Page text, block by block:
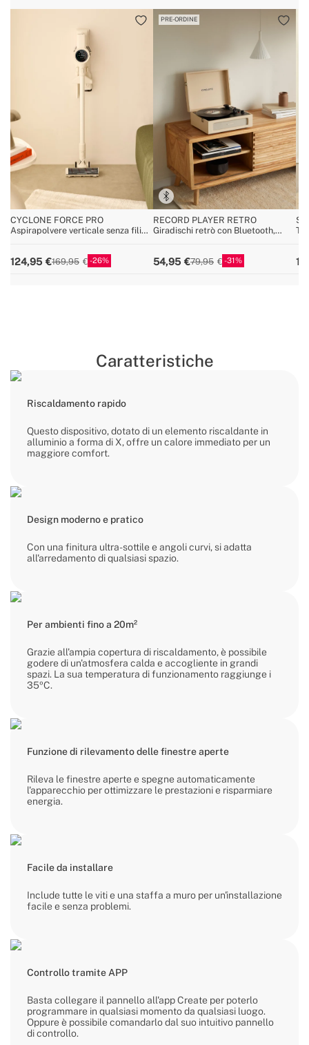
CYCLONE FORCE PRO
Aspirapolvere verticale senza fili
124,95 169,95 26
PRE-ORDINE
RECORD PLAYER RETRO
Giradischi retrò con Bluetooth,
54,95 79,95 31
Caratteristiche
Riscaldamento rapido
Questo dispositivo, dotato di un elemento riscaldante in
alluminio a forma di X, offre un calore immediato per un
maggiore comfort.
Design moderno e pratico
Con una finitura ultra-sottile e angoli curvi, si adatta
all'arredamento di qualsiasi spazio.
Per ambienti fino a 20m²
Grazie all'ampia copertura di riscaldamento, è possibile
godere di un'atmosfera calda e accogliente in grandi
spazi. La sua temperatura di funzionamento raggiunge i
35ºC.
Funzione di rilevamento delle finestre aperte
Rileva le finestre aperte e spegne automaticamente
l'apparecchio per ottimizzare le prestazioni e risparmiare
energia.
Facile da installare
Include tutte le viti e una staffa a muro per un'installazione
facile e senza problemi.
Controllo tramite APP
Basta collegare il pannello all'app Create per poterlo
programmare in qualsiasi momento da qualsiasi luogo.
Oppure è possibile comandarlo dal suo intuitivo pannello
di controllo.